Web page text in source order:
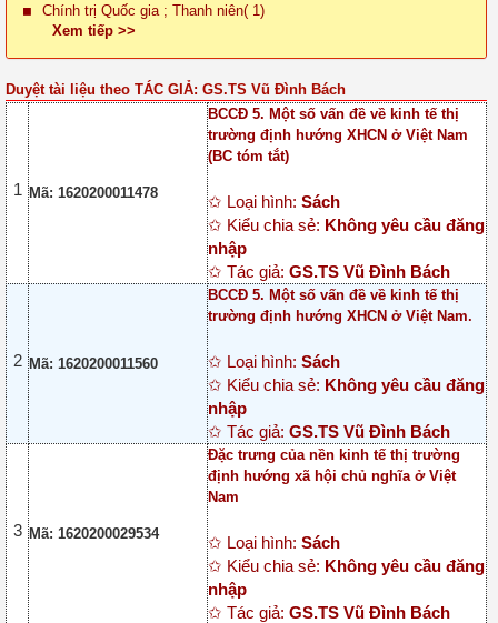
Chính trị Quốc gia ; Thanh niên( 1)
Xem tiếp >>
Duyệt tài liệu theo TÁC GIẢ: GS.TS Vũ Đình Bách
1 Mã: 1620200011478
BCCĐ 5. Một số vấn đề về kinh tế thị
trường định hướng XHCN ở Việt Nam
(BC tóm tắt)
✩ Loại hình: Sách
✩ Kiểu chia sẻ: Không yêu cầu đăng
nhập
✩ Tác giả: GS.TS Vũ Đình Bách
2 Mã: 1620200011560
BCCĐ 5. Một số vấn đề về kinh tế thị
trường định hướng XHCN ở Việt Nam.
✩ Loại hình: Sách
✩ Kiểu chia sẻ: Không yêu cầu đăng
nhập
✩ Tác giả: GS.TS Vũ Đình Bách
3 Mã: 1620200029534
Đặc trưng của nền kinh tế thị trường
định hướng xã hội chủ nghĩa ở Việt
Nam
✩ Loại hình: Sách
✩ Kiểu chia sẻ: Không yêu cầu đăng
nhập
✩ Tác giả: GS.TS Vũ Đình Bách